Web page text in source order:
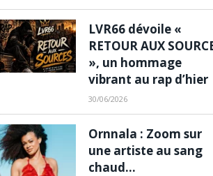
LVR66 dévoile «
RETOUR AUX
», un hommage
vibrant au rap d’hier
30/06/2026
Ornnala : Zoom sur
une artiste au sang
chaud…